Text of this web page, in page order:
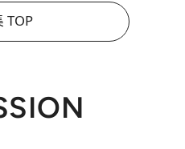
TOP